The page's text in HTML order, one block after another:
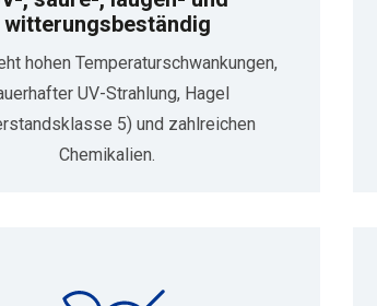
witterungsbeständig
hohen Temperaturschwankungen,
UV-Strahlung, Hagel
5) und zahlreichen
Chemikalien.